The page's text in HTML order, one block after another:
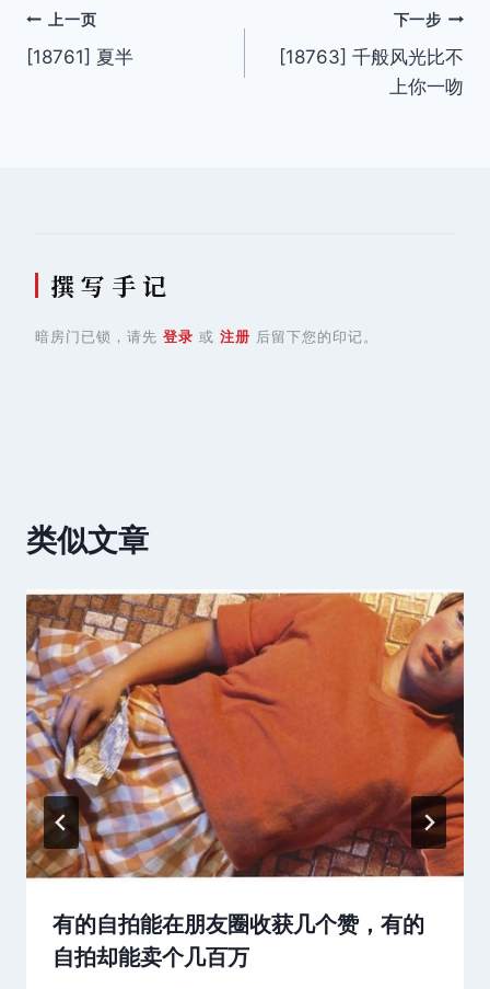
文
章
上一页
[18761] 夏半
下一步
[18763] 千般风光比不
上你一吻
撰 写 手 记
暗房门已锁，请先 登录 或 注册 后留下您的印记。
类似文章
有的自拍能在朋友圈收获几个赞，有的
自拍却能卖个几百万